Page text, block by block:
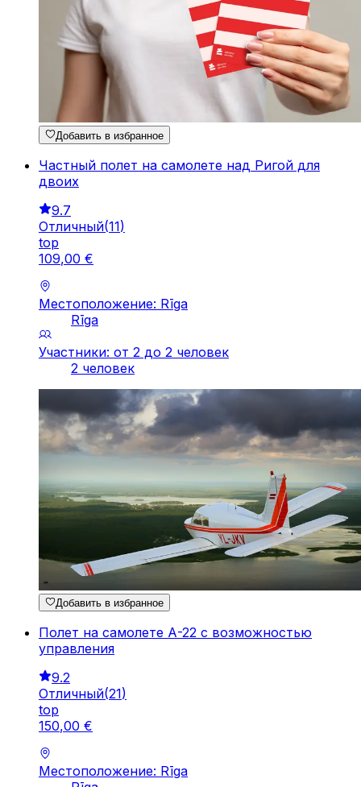
Добавить в избранное
Частный полет на самолете над Ригой для
двоих
9.7
Отличный(11)
top
109,00 €
Местоположение: Rīga
Rīga
Участники: от 2 до 2 человек
2 человек
Добавить в избранное
Полет на самолете А-22 с возможностью
управления
9.2
Отличный(21)
top
150,00 €
Местоположение: Rīga